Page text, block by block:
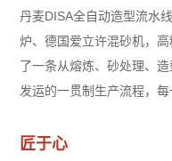
丹麦DISA全自动造型流水
炉、德国爱立许混砂机，
了一条从熔炼、砂处理、
发运的一贯制生产流程，每
匠于心